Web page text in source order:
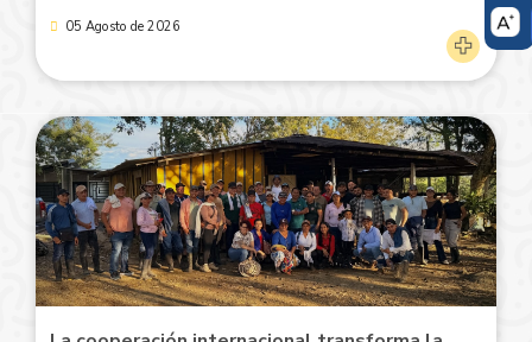
05 Agosto de 2026